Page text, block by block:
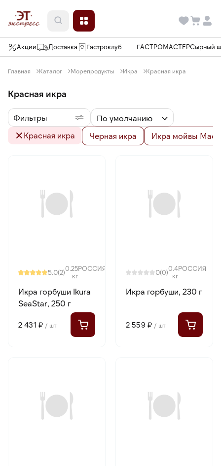
Акции Доставка Гастроклуб ГАСТРОМАСТЕРСырный
Главная Каталог Морепродукты Икра Красная икра
Красная икра
Фильтры
По умолчанию
Красная икра
Черная икра Икра мойвы
5.0(2)0.25
кг
РОССИЯ
Икра горбуши Ikura
SeaStar, 250 г
2 431 ₽ / шт
0(0)0.4
кг
РОССИЯ
Икра горбуши, 230 г
2 559 ₽ / шт